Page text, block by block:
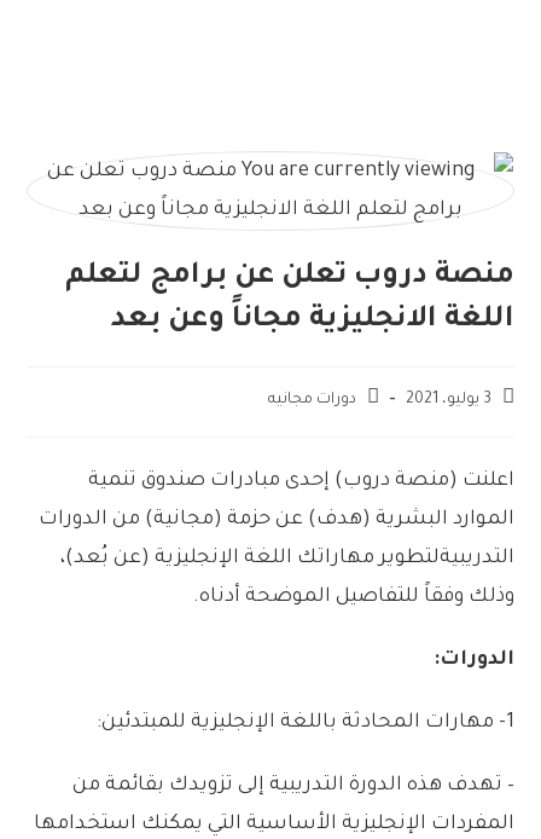
منصة دروب تعلن عن برامج لتعلم
اللغة الانجليزية مجاناً وعن بعد
3 يوليو، 2021 دورات مجانيه
اعلنت (منصة دروب) إحدى مبادرات صندوق تنمية
الموارد البشرية (هدف) عن حزمة (مجانية) من الدورات
التدريبيةلتطوير مهاراتك اللغة الإنجليزية (عن بُعد)،
وذلك وفقاً للتفاصيل الموضحة أدناه.
الدورات:
1- مهارات المحادثة باللغة الإنجليزية للمبتدئين:
– تهدف هذه الدورة التدريبية إلى تزويدك بقائمة من
المفردات الإنجليزية الأساسية التي يمكنك استخدامها